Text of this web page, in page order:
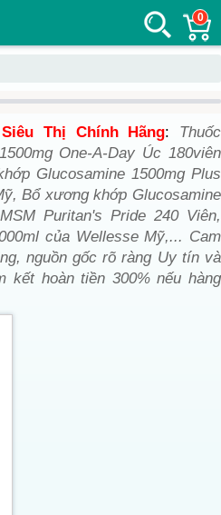
0
Thị Chính Hãng: Thuốc
One-A-Day Úc 180viên
Glucosamine 1500mg Plus
Bổ xương khớp Glucosamine
Puritan's Pride 240 Viên,
của Wellesse Mỹ,... Cam
nguồn gốc rõ ràng Uy tín và
kết hoàn tiền 300% nếu hàng